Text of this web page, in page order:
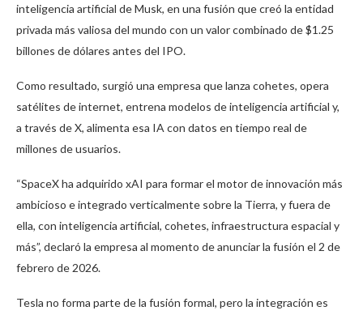
inteligencia artificial de Musk, en una fusión que creó la entidad
privada más valiosa del mundo con un valor combinado de $1.25
billones de dólares antes del IPO.
Como resultado, surgió una empresa que lanza cohetes, opera
satélites de internet, entrena modelos de inteligencia artificial y,
a través de X, alimenta esa IA con datos en tiempo real de
millones de usuarios.
“SpaceX ha adquirido xAI para formar el motor de innovación más
ambicioso e integrado verticalmente sobre la Tierra, y fuera de
ella, con inteligencia artificial, cohetes, infraestructura espacial y
más”, declaró la empresa al momento de anunciar la fusión el 2 de
febrero de 2026.
Tesla no forma parte de la fusión formal, pero la integración es